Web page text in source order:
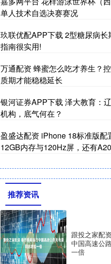
单人技术自选决赛赛况
玖联优配APP下载 2型糖尿病长
指南很实用!
万通配资 蜂蜜怎么吃才养生？
质期才能稳稳延长
银河证券APP下载 泽大教育：
机构，底气何在？
盈盛达配资 iPhone 18标准版配
12GB内存与120Hz屏，还有
推荐资讯
跟投之家配
中国高速公
一倍